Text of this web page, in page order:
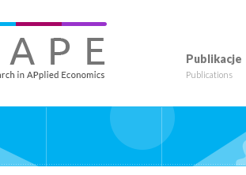
Publikacje
Publications